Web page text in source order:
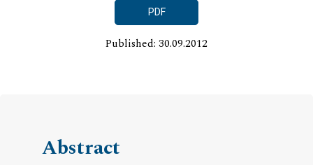
PDF
Published: 30.09.2012
Abstract